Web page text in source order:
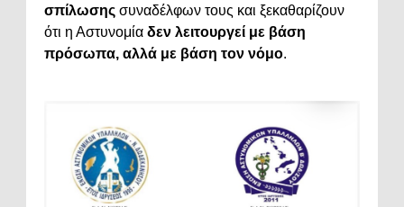
σπίλωσης συναδέλφων τους και ξεκαθαρίζουν
ότι η Αστυνομία δεν λειτουργεί με βάση
πρόσωπα, αλλά με βάση τον νόμο.